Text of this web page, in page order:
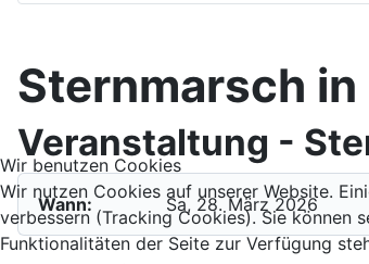
Sternmarsch
Veranstaltung -
Wann: Sa, 28. März 2026
Wir benutzen Cookies
Wir nutzen Cookies auf unserer Website.
verbessern (Tracking Cookies). Sie können
Funktionalitäten der Seite zur Verfügung